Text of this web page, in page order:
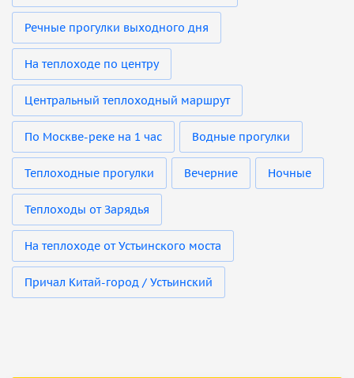
Речные прогулки выходного дня
На теплоходе по центру
Центральный теплоходный маршрут
По Москве-реке на 1 час Водные прогулки
Теплоходные прогулки Вечерние Ночные
Теплоходы от Зарядья
На теплоходе от Устьинского моста
Причал Китай-город / Устьинский